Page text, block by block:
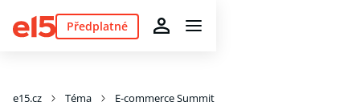
Předplatné
e15.cz Téma E-commerce Summit